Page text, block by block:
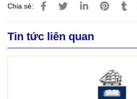
Chia sẻ:
Tin tức liên quan